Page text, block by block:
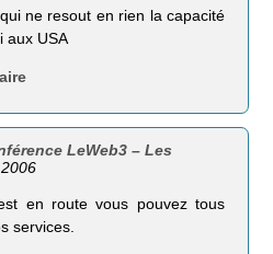
ne resout en rien la capacité
aux USA
LeWeb3 – Les
en route vous pouvez tous
services.